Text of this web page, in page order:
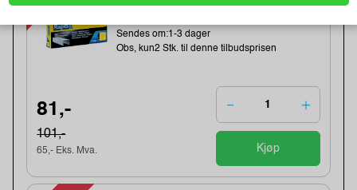
Varenummer:159457 /11830725
Sendes om:1-3 dager
Obs, kun2 Stk. til denne tilbudsprisen
81,-
101,-
65,- Eks. Mva. Kjøp